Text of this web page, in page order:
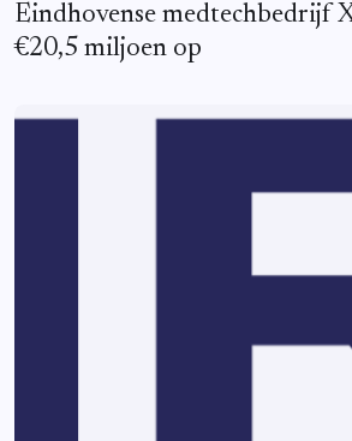
Eindhovense medtechbedrijf
€20,5 miljoen op